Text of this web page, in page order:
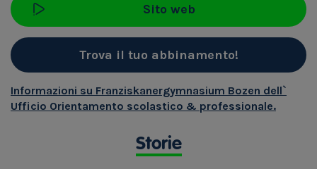
Sito web
Trova il tuo abbinamento!
Informazioni su Franziskanergymnasium Bozen dell`
Ufficio Orientamento scolastico & professionale.
Storie